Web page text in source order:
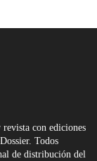
con ediciones
Todos
de distribución del